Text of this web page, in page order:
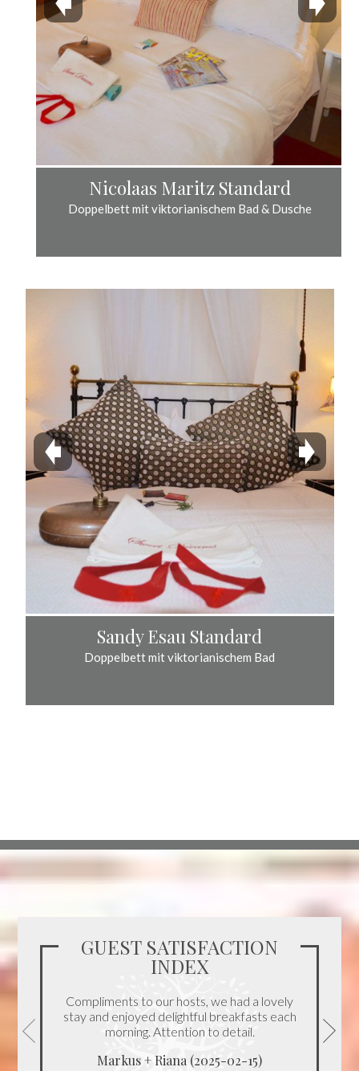
Nicolaas Maritz Standard
Doppelbett mit viktorianischem Bad & Dusche
Sandy Esau Standard
Doppelbett mit viktorianischem Bad
GUEST SATISFACTION
INDEX
Compliments to our hosts, we had a lovely
stay and enjoyed delightful breakfasts each
morning. Attention to detail.
Markus + Riana (2025-02-15)